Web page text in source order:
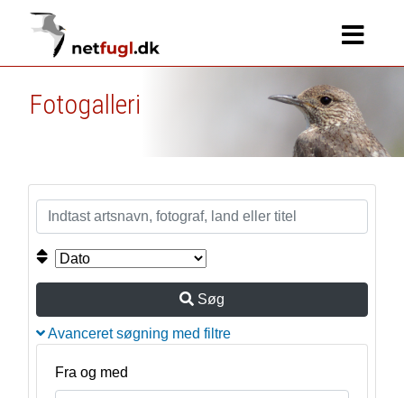
Fotogalleri
Søg
Avanceret søgning med filtre
Fra og med